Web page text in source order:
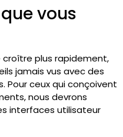
vous
croître plus rapidement,
jamais vus avec des
Pour ceux qui conçoivent
nous devrons
interfaces utilisateur